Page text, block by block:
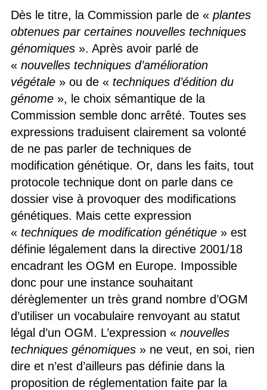
Dès le titre, la Commission parle de « plantes
obtenues par certaines nouvelles techniques
génomiques». Après avoir parlé de
« nouvelles techniques d’amélioration
végétale» ou de « techniques d’édition du
génome», le choix sémantique de la
Commission semble donc arrêté. Toutes ses
expressions traduisent clairement sa volonté
de ne pas parler de techniques de
modification génétique. Or, dans les faits, tout
protocole technique dont on parle dans ce
dossier vise à provoquer des modifications
génétiques. Mais cette expression
« techniques de modification génétique» est
définie légalement dans la directive 2001/18
encadrant les OGM en Europe. Impossible
donc pour une instance souhaitant
dérèglementer un très grand nombre d’OGM
d’utiliser un vocabulaire renvoyant au statut
légal d’un OGM. L’expression « nouvelles
techniques génomiques» ne veut, en soi, rien
dire et n’est d’ailleurs pas définie dans la
proposition de réglementation faite par la